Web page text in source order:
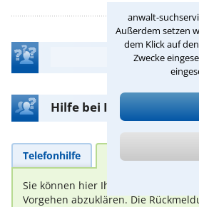
anwalt-
Außerdem setzen
dem Klick auf
Zwecke
Hilfe bei Ihrer
Telefonhilfe Beratungsanfrage
Sie können hier Ihren Fall
Vorgehen abzuklären. Die